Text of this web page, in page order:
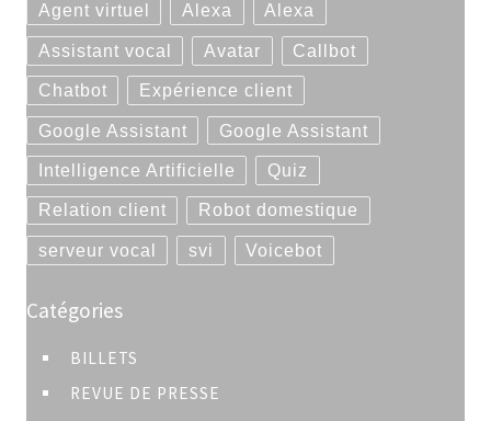
Agent virtuel Alexa Alexa
Assistant vocal Avatar Callbot
Chatbot Expérience client
Google Assistant Google Assistant
Intelligence Artificielle Quiz
Relation client Robot domestique
serveur vocal svi Voicebot
Catégories
BILLETS
REVUE DE PRESSE